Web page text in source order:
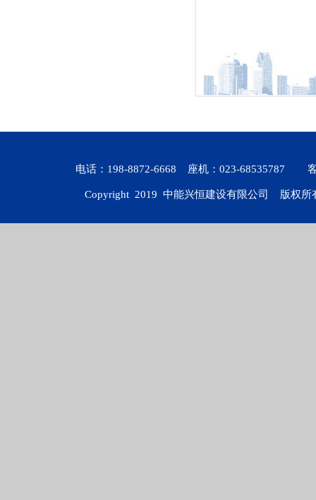
电话：198-8872-6668 座机：023-68535787 客
Copyright 2019 中能兴恒建设有限公司 版权所